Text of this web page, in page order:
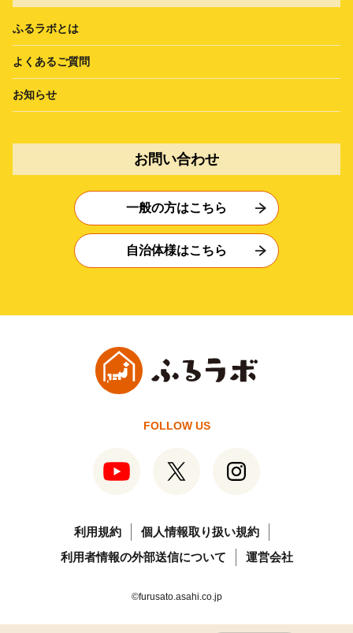
ふるラボとは
よくあるご質問
お知らせ
お問い合わせ
一般の方はこちら
自治体様はこちら
FOLLOW US
利用規約
個人情報取り扱い規約
利用者情報の外部送信について
運営会社
©furusato.asahi.co.jp